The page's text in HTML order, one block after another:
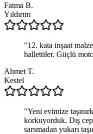
Fatma B.
Yıldırım
"12. kata inşaat
hallettiler. Güçlü
Ahmet T.
Kestel
"Yeni evimize
korkuyorduk. Dış
sarsmadan yukarı